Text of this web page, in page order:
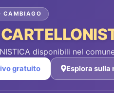
CAMBIAGO
disponibili nel
gratuito Esplora sulla